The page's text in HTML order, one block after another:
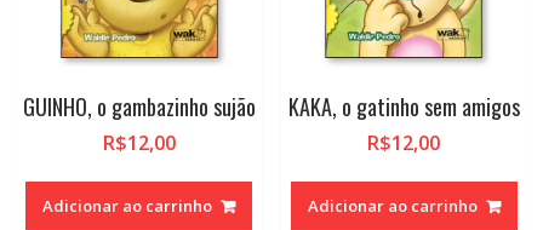
GUINHO, o gambazinho sujão
R$12,00
Adicionar ao carrinho
KAKA, o gatinho sem amigos
R$12,00
Adicionar ao carrinho